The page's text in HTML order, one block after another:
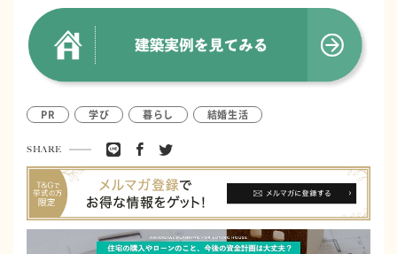
PR 学び 暮らし 結婚生活
SHARE